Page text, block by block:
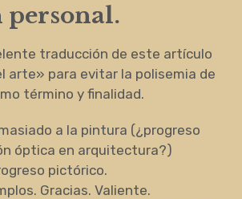
traducción de este artículo
arte» para evitar la polisemia de
término y finalidad.
a la pintura (¿progreso
óptica en arquitectura?)
pictórico.
Gracias. Valiente.